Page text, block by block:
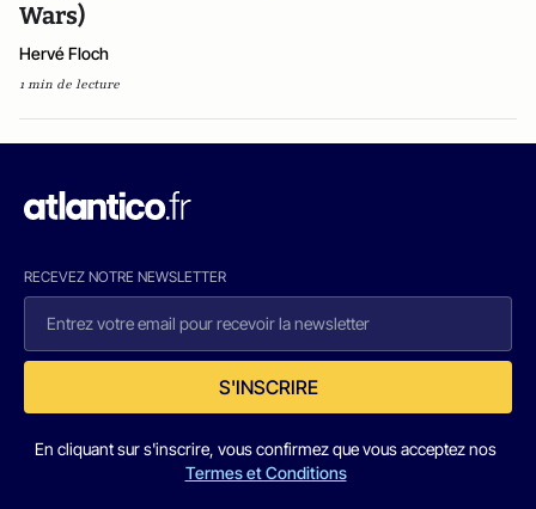
Wars)
Hervé Floch
1 min de lecture
RECEVEZ NOTRE NEWSLETTER
S'INSCRIRE
En cliquant sur s'inscrire, vous confirmez que vous acceptez nos
Termes et Conditions